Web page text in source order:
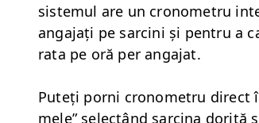
sis­temul are un cronometru
anga­jați pe sarci­ni și pen­tru a
rata pe oră per angajat.
Puteți porni cronometru direct
mele” selec­tând sarci­na dorită